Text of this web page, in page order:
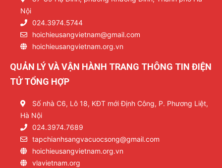
Nội
024.3974.5744
hoichieusangvietnam@gmail.com
hoichieusangvietnam.org.vn
QUẢN LÝ VÀ VẬN HÀNH TRANG THÔNG TIN ĐIỆN
TỬ TỔNG HỢP
Số nhà C6, Lô 18, KĐT mới Định Công, P. Phương Liệt,
Hà Nội
024.3974.7689
tapchianhsangvacuocsong@gmail.com
hoichieusangvietnam.org.vn
vlavietnam.org